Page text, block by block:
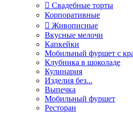
Свадебные торты
Корпоративные
Живописные
Вкусные мелочи
Капкейки
Мобильный фуршет с
Клубника в шоколаде
Кулинария
Изделия без...
Выпечка
Мобильный фуршет
Ресторан